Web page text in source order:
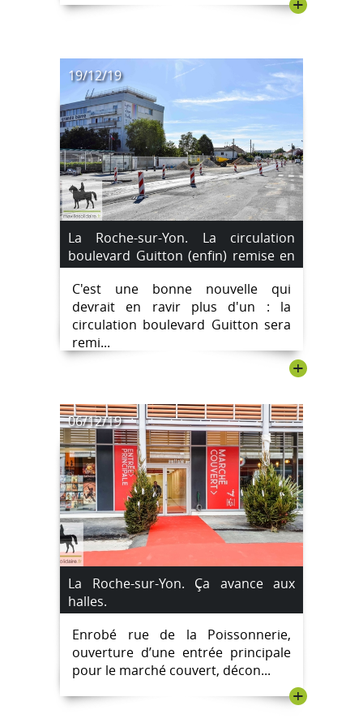
19/12/19
La Roche-sur-Yon. La circulation
boulevard Guitton (enfin) remise en
double sens demain.
C'est une bonne nouvelle qui
devrait en ravir plus d'un : la
circulation boulevard Guitton sera
remi...
+
06/12/19
La Roche-sur-Yon. Ça avance aux
halles.
Enrobé rue de la Poissonnerie,
ouverture d’une entrée principale
pour le marché couvert, décon...
+